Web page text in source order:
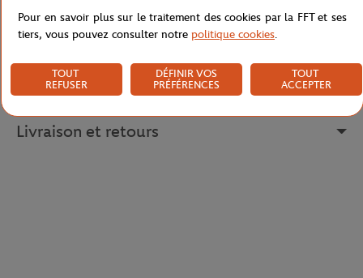
Livraison et retours
Pour en savoir plus sur le traitement des cookies par la FFT et ses
tiers, vous pouvez consulter notre politique cookies.
TOUT
REFUSER
DÉFINIR VOS
PRÉFÉRENCES
TOUT
ACCEPTER